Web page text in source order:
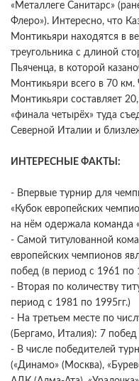
«Металлеге Санитарс»
Флеро»). Интересно, что
Монтикьяри находятся в
треугольника с длиной
Пьяченца, в которой
Монтикьяри всего в 70 км.
Монтикьяри составляет
«финала четырёх» туда
Северной Италии и
ИНТЕРЕСНЫЕ ФАКТЫ:
- Впервые турнир для
«Кубок европейских
на нём одержала команда
- Самой титулованной
европейских чемпионов
побед (в период с 1961 по
- Вторая по количеству
период с 1981 по 1995гг.)
- На третьем месте по
(Бергамо, Италия): 7 побед
- В числе победителей
(«Динамо» (Москва),